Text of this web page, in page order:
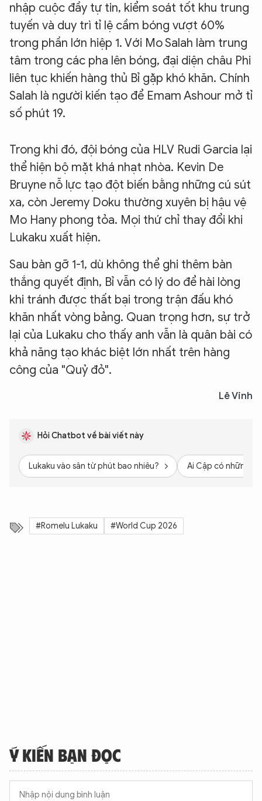
nhập cuộc đầy tự tin, kiểm soát tốt khu trung
tuyến và duy trì tỉ lệ cầm bóng vượt 60%
trong phần lớn hiệp 1. Với Mo Salah làm trung
tâm trong các pha lên bóng, đại diện châu Phi
liên tục khiến hàng thủ Bỉ gặp khó khăn. Chính
Salah là người kiến tạo để Emam Ashour mở tỉ
số phút 19.
Trong khi đó, đội bóng của HLV Rudi Garcia lại
thể hiện bộ mặt khá nhạt nhòa. Kevin De
Bruyne nỗ lực tạo đột biến bằng những cú sút
xa, còn Jeremy Doku thường xuyên bị hậu vệ
Mo Hany phong tỏa. Mọi thứ chỉ thay đổi khi
Lukaku xuất hiện.​
Sau bàn gỡ 1-1, dù không thể ghi thêm bàn
thắng quyết định, Bỉ vẫn có lý do để hài lòng
khi tránh được thất bại trong trận đấu khó
khăn nhất vòng bảng. Quan trọng hơn, sự trở
lại của Lukaku cho thấy anh vẫn là quân bài có
khả năng tạo khác biệt lớn nhất trên hàng
công của "Quỷ đỏ".​
Lê Vinh
Hỏi Chatbot về bài viết này
Lukaku vào sân từ phút bao nhiêu? Ai Cập có những
#Romelu Lukaku #World Cup 2026
Ý KIẾN BẠN ĐỌC